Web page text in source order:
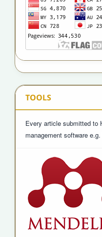
TOOLS
Every article submitted to
management software